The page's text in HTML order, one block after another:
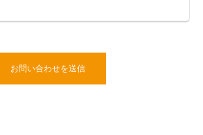
お問い合わせを送信